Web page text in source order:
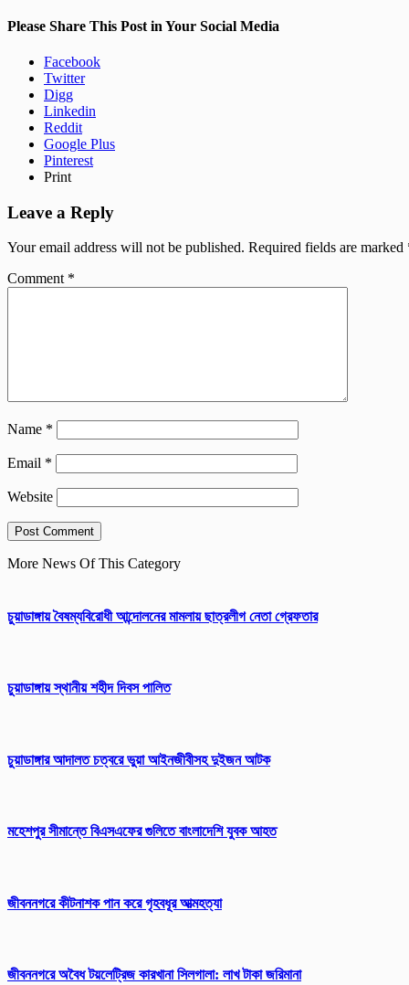
Please Share This Post in Your Social Media
Facebook
Twitter
Digg
Linkedin
Reddit
Google Plus
Pinterest
Print
Leave a Reply
Your email address will not be published. Required fields are marked
Comment *
Name *
Email *
Website
More News Of This Category
চুয়াডাঙ্গায় বৈষম্যবিরোধী আন্দোলনের মামলায় ছাত্রলীগ নেতা গ্রেফতার
চুয়াডাঙ্গায় স্থানীয় শহীদ দিবস পা‌লিত
চুয়াডাঙ্গার আদালত চত্বরে ভুয়া আইনজীবীসহ দুইজন আটক
মহেশপুর সীমান্তে বিএসএফের গুলিতে বাংলাদেশি যুবক আহত
জীবননগরে কীটনাশক পান করে গৃহবধূর আত্মহত্যা
জীবননগরে অবৈধ টয়লেট্রিজ কারখানা সিলগালা: লাখ টাকা জরিমানা